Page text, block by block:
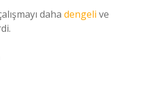
daha dengeli ve